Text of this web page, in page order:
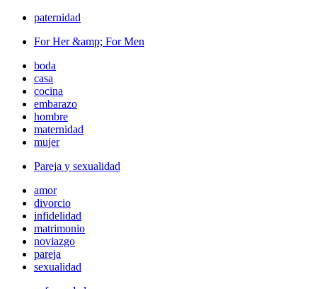
paternidad
For Her &amp; For Men
boda
casa
cocina
embarazo
hombre
maternidad
mujer
Pareja y sexualidad
amor
divorcio
infidelidad
matrimonio
noviazgo
pareja
sexualidad